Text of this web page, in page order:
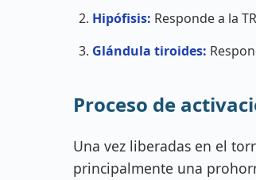
Hipófisis: Responde a la
Glándula tiroides:
Proceso de
Una vez liberadas en el
principalmente una